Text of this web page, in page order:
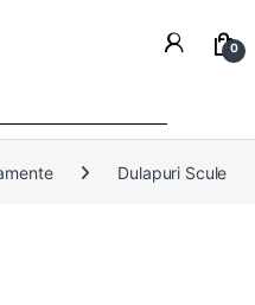
0
Dulapuri Scule